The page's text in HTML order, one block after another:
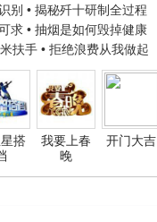
别 • 揭秘歼十研制全过程
求 • 抽烟是如何毁掉健康
扶手 • 拒绝浪费从我做起
搭
我要上春
晚
开门大吉